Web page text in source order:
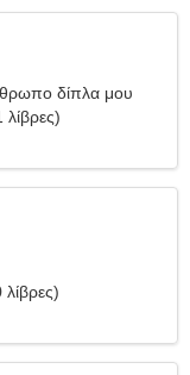
δίπλα μου